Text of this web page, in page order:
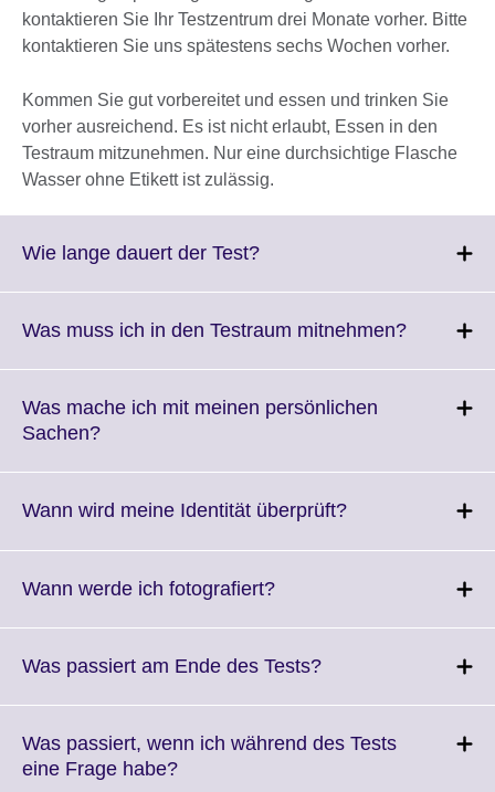
kontaktieren Sie Ihr Testzentrum drei Monate vorher. Bitte
kontaktieren Sie uns spätestens sechs Wochen vorher.
Kommen Sie gut vorbereitet und essen und trinken Sie
vorher ausreichend. Es ist nicht erlaubt, Essen in den
Testraum mitzunehmen. Nur eine durchsichtige Flasche
Wasser ohne Etikett ist zulässig.
Wie lange dauert der Test?Click
More
Was muss ich in den Testraum mitnehmen?Click
Was mache ich mit meinen persönlichen
Sachen?Click
More
Wann wird meine Identität überprüft?Click
Wann werde ich fotografiert?Click
More
Was passiert am Ende des Tests?Click
More
Was passiert, wenn ich während des Tests
eine Frage habe?Click